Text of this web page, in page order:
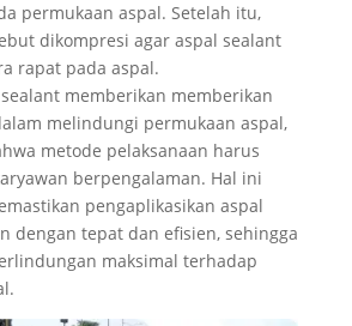
permukaan aspal. Setelah itu,
dikompresi agar aspal sealant
rapat pada aspal.
memberikan memberikan
melindungi permukaan aspal,
metode pelaksanaan harus
berpengalaman. Hal ini
pengaplikasikan aspal
dengan tepat dan efisien, sehingga
maksimal terhadap